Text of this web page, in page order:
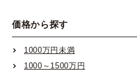
阪急京都線
阪神本線
阪神なんば線
価格から探す
1000万円未満
1000～1500万円